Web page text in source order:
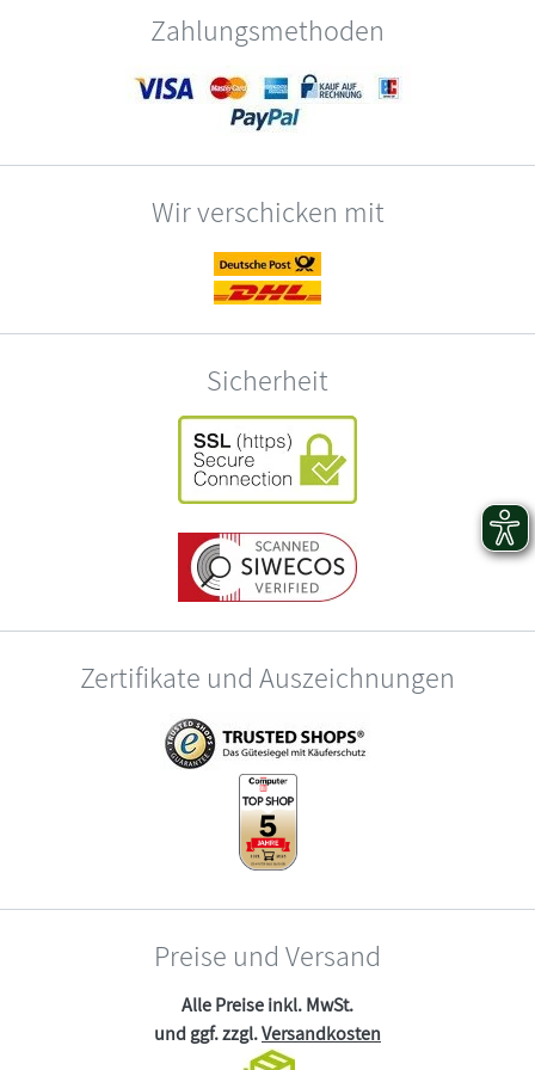
Zahlungsmethoden
Wir verschicken mit
Sicherheit
Zertifikate und Auszeichnungen
Preise und Versand
Alle Preise inkl. MwSt.
und ggf. zzgl.Versandkosten